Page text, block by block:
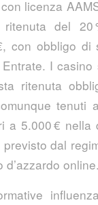
licenza
del 20
con obbligo di
Entrate. I
ritenuta
tenuti
a 5.000 € nella
dal
online.